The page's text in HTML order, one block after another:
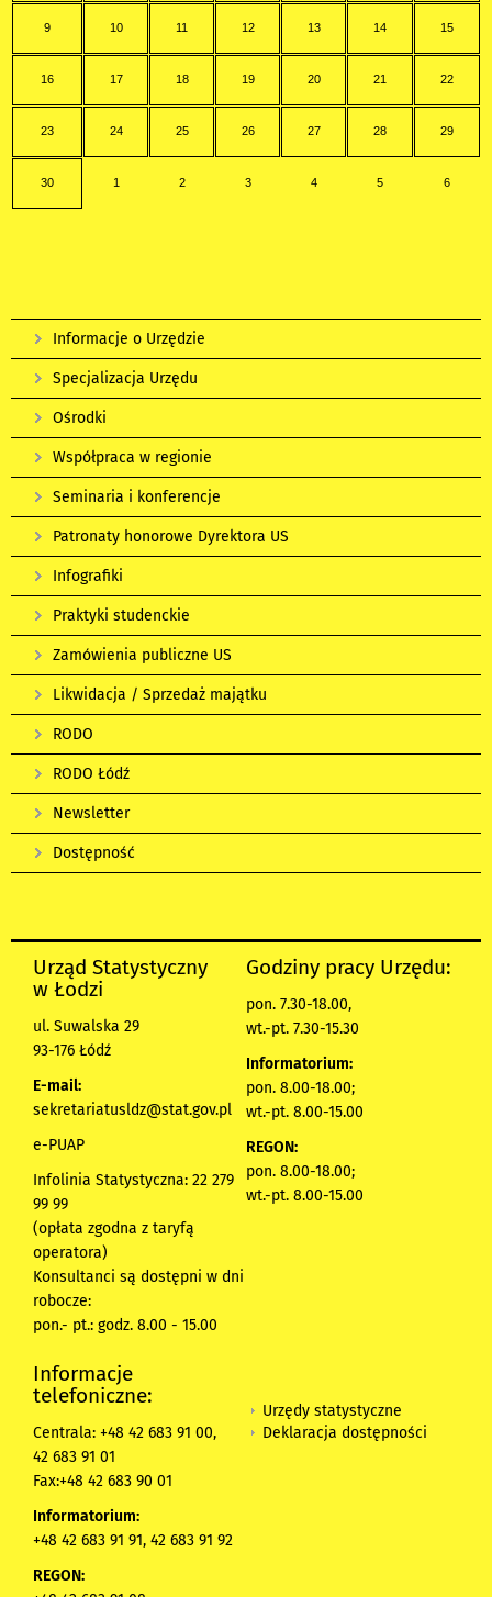
9 10 11 12 13 14 15
16 17 18 19 20 21 22
23 24 25 26 27 28 29
30 1 2 3 4 5 6
Informacje o Urzędzie
Specjalizacja Urzędu
Ośrodki
Współpraca w regionie
Seminaria i konferencje
Patronaty honorowe Dyrektora US
Infografiki
Praktyki studenckie
Zamówienia publiczne US
Likwidacja / Sprzedaż majątku
RODO
RODO Łódź
Newsletter
Dostępność
Urząd Statystyczny
w Łodzi
ul. Suwalska 29
93-176 Łódź
E-mail:
sekretariatusldz@stat.gov.pl
e-PUAP
Infolinia Statystyczna: 22 279
99 99
(opłata zgodna z taryfą
operatora)
Konsultanci są dostępni w dni
robocze:
pon.- pt.: godz. 8.00 - 15.00
Godziny pracy Urzędu:
pon. 7.30-18.00,
wt.-pt. 7.30-15.30
Informatorium:
pon. 8.00-18.00;
wt.-pt. 8.00-15.00
REGON:
pon. 8.00-18.00;
wt.-pt. 8.00-15.00
Informacje
telefoniczne:
Centrala: +48 42 683 91 00,
42 683 91 01
Fax:+48 42 683 90 01
Informatorium:
+48 42 683 91 91, 42 683 91 92
REGON:
Urzędy statystyczne
Deklaracja dostępności